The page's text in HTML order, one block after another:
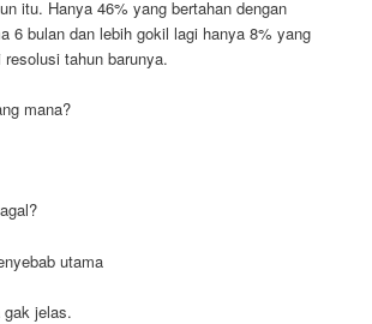
itu. Hanya 46% yang bertahan dengan
6 bulan dan lebih gokil lagi hanya 8% yang
tahun barunya.
mana?
utama
gak jelas.